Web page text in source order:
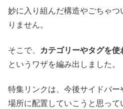
妙に入り組んだ構造やごちゃ
りません。
そこで、
カテゴリーやタグを
というワザを編み出しました。
特集リンクは、今後サイドバ
場所に配置していこうと思って